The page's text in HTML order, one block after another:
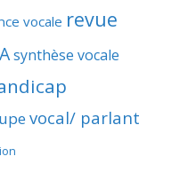
vocale revue
synthèse vocale
vocal/ parlant